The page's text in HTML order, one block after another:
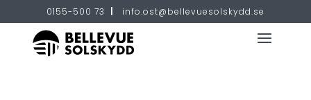
0155-500 73 info.ost@bellevuesolskydd.se